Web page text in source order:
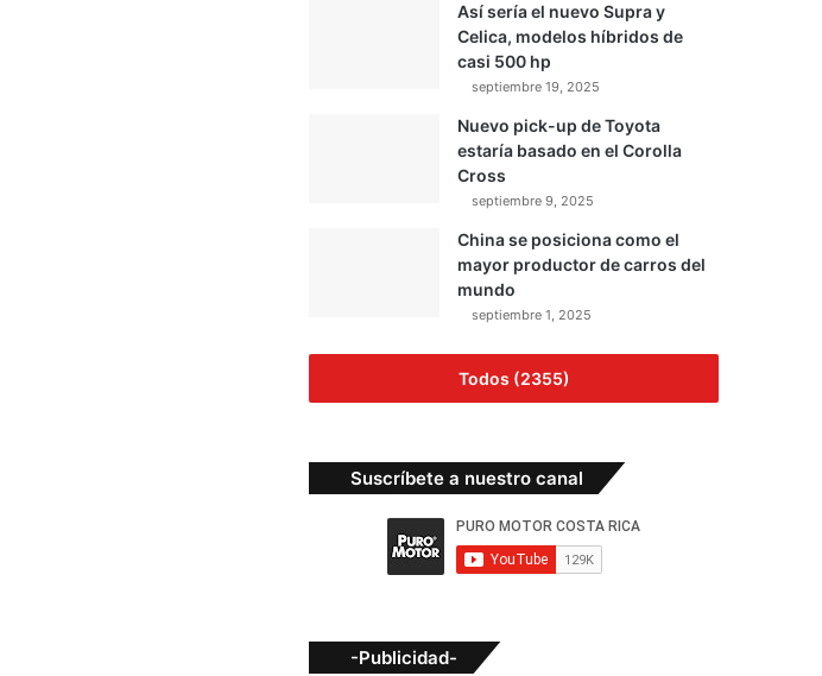
Así sería el nuevo Supra y
Celica, modelos híbridos de
casi 500 hp
septiembre 19, 2025
Nuevo pick-up de Toyota
estaría basado en el Corolla
Cross
septiembre 9, 2025
China se posiciona como el
mayor productor de carros del
mundo
septiembre 1, 2025
Todos (2355)
Suscríbete a nuestro canal
-Publicidad-